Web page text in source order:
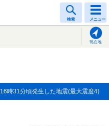
検索 メニュー
現在地
16時31分頃発生した地震(最大震度4)